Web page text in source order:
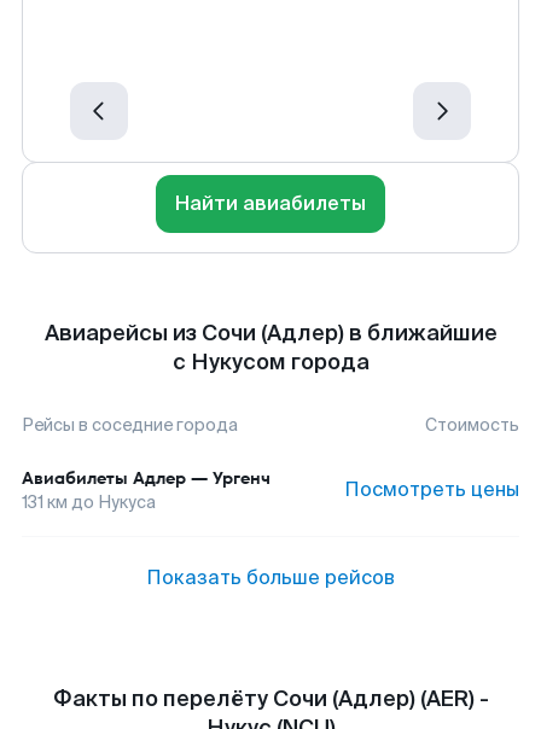
Найти авиабилеты
Авиарейсы из Сочи (Адлер) в ближайшие
с Нукусом города
Рейсы в соседние города Стоимость
Авиабилеты Адлер — Ургенч
131 км до Нукуса Посмотреть цены
Показать больше рейсов
Факты по перелёту Сочи (Адлер) (AER) -